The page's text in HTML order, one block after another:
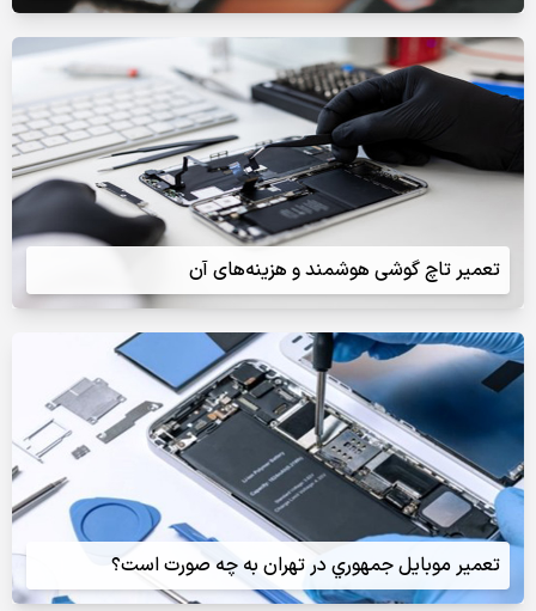
تعمیر تاچ گوشی هوشمند و هزینه‌های آن
تعمير موبايل جمهوري در تهران به چه صورت است؟